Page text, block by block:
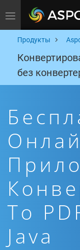
Toggle navigation
Продукты
без
To
Java